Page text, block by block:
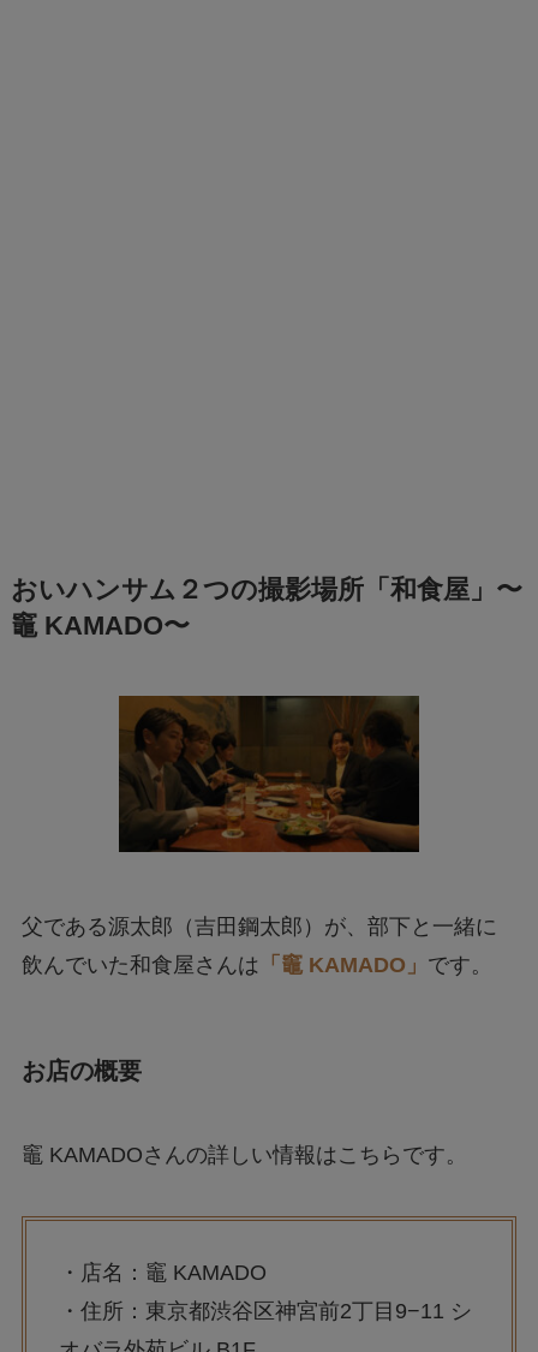
おいハンサム２つの撮影場所「和食屋」〜
竈 KAMADO〜
父である源太郎（吉田鋼太郎）が、部下と一緒に
飲んでいた和食屋さんは 「竈 KAMADO」 です。
お店の概要
竈 KAMADOさんの詳しい情報はこちらです。
・店名：竈 KAMADO
・住所：東京都渋谷区神宮前2丁目9−11 シ